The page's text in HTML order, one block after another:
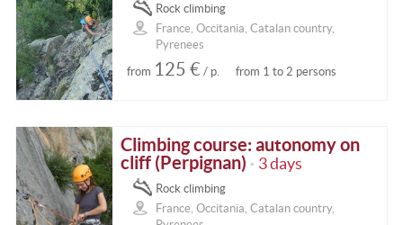
Rock climbing
France, Occitania, Catalan country,
Pyrenees
from 125 € / p. from 1 to 2 persons
Climbing course: autonomy on
cliff (Perpignan)
• 3 days
Rock climbing
France, Occitania, Catalan country,